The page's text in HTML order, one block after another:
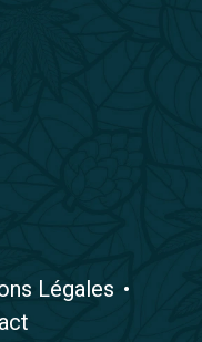
Légales •